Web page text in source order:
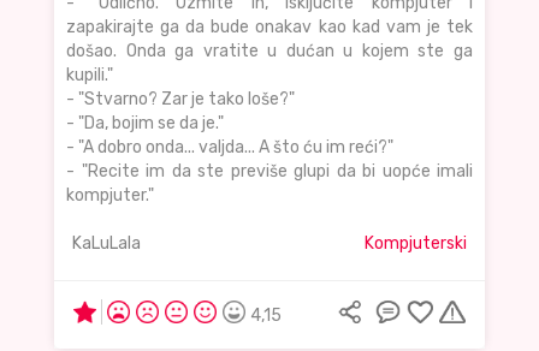
zapakirajte ga da bude onakav kao kad vam je tek
došao. Onda ga vratite u dućan u kojem ste ga
kupili."
- "Stvarno? Zar je tako loše?"
- "Da, bojim se da je."
- "A dobro onda... valjda... A što ću im reći?"
- "Recite im da ste previše glupi da bi uopće imali
kompjuter."
KaLuLala Kompjuterski
4,15